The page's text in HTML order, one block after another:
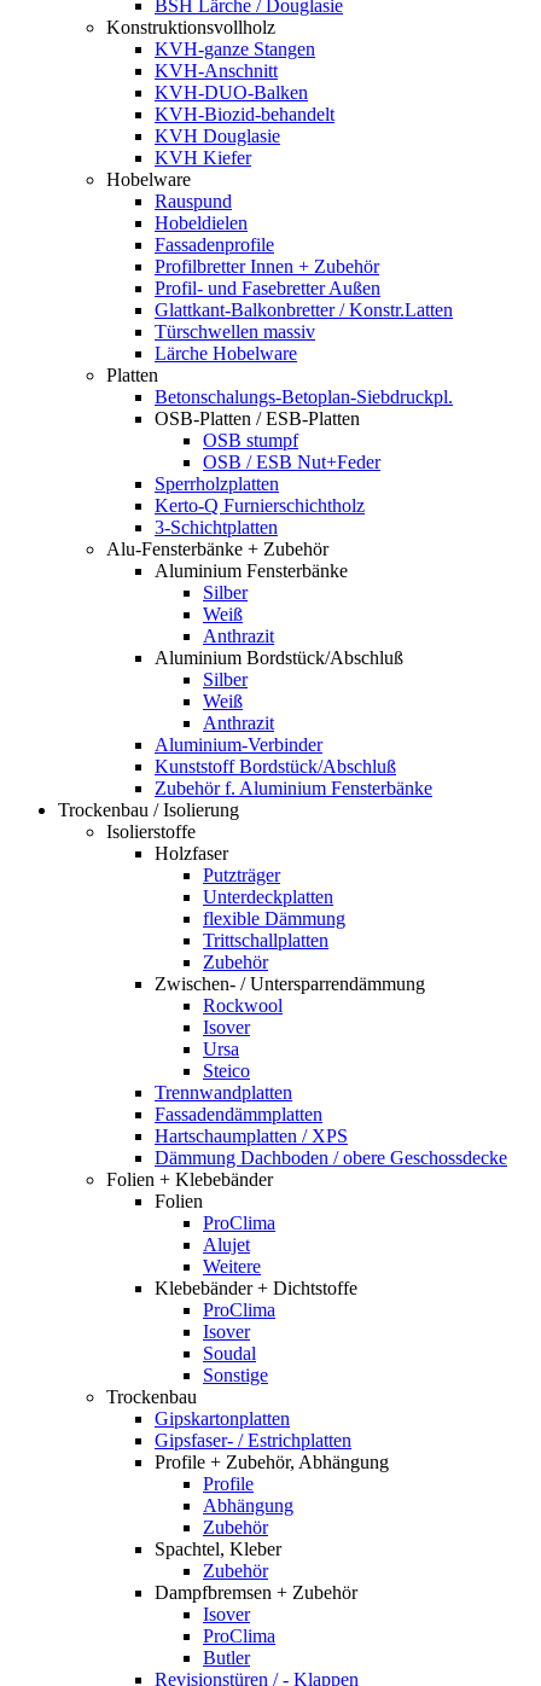
BSH Lärche / Douglasie
Konstruktionsvollholz
KVH-ganze Stangen
KVH-Anschnitt
KVH-DUO-Balken
KVH-Biozid-behandelt
KVH Douglasie
KVH Kiefer
Hobelware
Rauspund
Hobeldielen
Fassadenprofile
Profilbretter Innen + Zubehör
Profil- und Fasebretter Außen
Glattkant-Balkonbretter / Konstr.Latten
Türschwellen massiv
Lärche Hobelware
Platten
Betonschalungs-Betoplan-Siebdruckpl.
OSB-Platten / ESB-Platten
OSB stumpf
OSB / ESB Nut+Feder
Sperrholzplatten
Kerto-Q Furnierschichtholz
3-Schichtplatten
Alu-Fensterbänke + Zubehör
Aluminium Fensterbänke
Silber
Weiß
Anthrazit
Aluminium Bordstück/Abschluß
Silber
Weiß
Anthrazit
Aluminium-Verbinder
Kunststoff Bordstück/Abschluß
Zubehör f. Aluminium Fensterbänke
Trockenbau / Isolierung
Isolierstoffe
Holzfaser
Putzträger
Unterdeckplatten
flexible Dämmung
Trittschallplatten
Zubehör
Zwischen- / Untersparrendämmung
Rockwool
Isover
Ursa
Steico
Trennwandplatten
Fassadendämmplatten
Hartschaumplatten / XPS
Dämmung Dachboden / obere Geschossdecke
Folien + Klebebänder
Folien
ProClima
Alujet
Weitere
Klebebänder + Dichtstoffe
ProClima
Isover
Soudal
Sonstige
Trockenbau
Gipskartonplatten
Gipsfaser- / Estrichplatten
Profile + Zubehör, Abhängung
Profile
Abhängung
Zubehör
Spachtel, Kleber
Zubehör
Dampfbremsen + Zubehör
Isover
ProClima
Butler
Revisionstüren / - Klappen